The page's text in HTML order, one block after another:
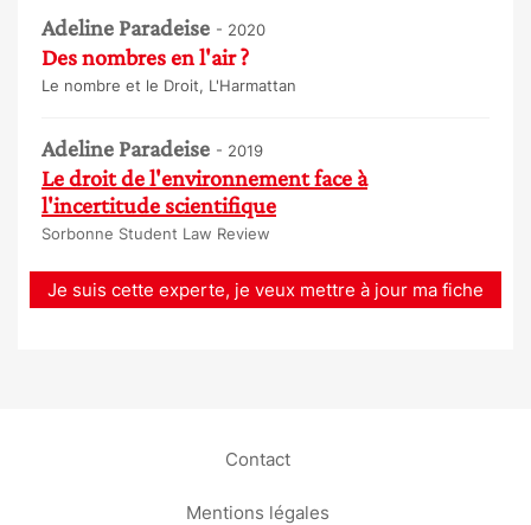
Adeline Paradeise - 2020
Des nombres en l'air ?
Le nombre et le Droit, L'Harmattan
Adeline Paradeise - 2019
Le droit de l'environnement face à
l'incertitude scientifique
Sorbonne Student Law Review
Je suis cette experte, je veux mettre à jour ma fiche
Contact
Mentions légales